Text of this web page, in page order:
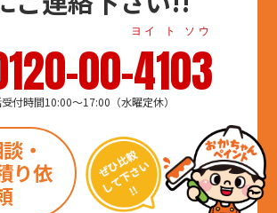
00-4103
ヨイ ト ソウ
付時間10:00～17:00（水曜定休）
・
り依